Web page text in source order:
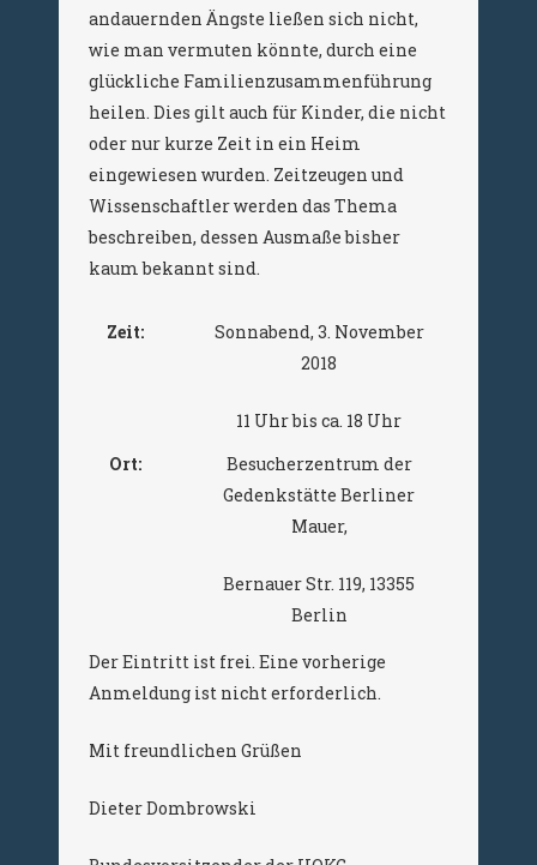
andauernden Ängste ließen sich nicht,
wie man vermuten könnte, durch eine
glückliche Familienzusammenführung
heilen. Dies gilt auch für Kinder, die nicht
oder nur kurze Zeit in ein Heim
eingewiesen wurden. Zeitzeugen und
Wissenschaftler werden das Thema
beschreiben, dessen Ausmaße bisher
kaum bekannt sind.
Zeit:
Sonnabend, 3. November
2018
11 Uhr bis ca. 18 Uhr
Ort:
Besucherzentrum der
Gedenkstätte Berliner
Mauer,
Bernauer Str. 119, 13355
Berlin
Der Eintritt ist frei. Eine vorherige
Anmeldung ist nicht erforderlich.
Mit freundlichen Grüßen
Dieter Dombrowski